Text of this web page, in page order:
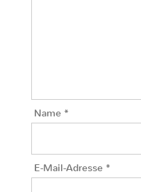
Name *
E-Mail-Adresse *